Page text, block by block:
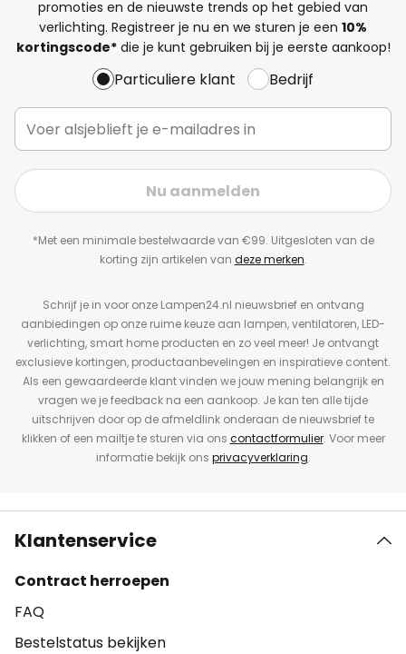
promoties en de nieuwste trends op het gebied van
verlichting. Registreer je nu en we sturen je een 10%
kortingscode*die je kunt gebruiken bij je eerste aankoop!
Particuliere klant Bedrijf
Nu aanmelden
*Met een minimale bestelwaarde van €99. Uitgesloten van de
korting zijn artikelen van deze merken.
Schrijf je in voor onze Lampen24.nl nieuwsbrief en ontvang
aanbiedingen op onze ruime keuze aan lampen, ventilatoren, LED-
verlichting, smart home producten en zo veel meer! Je ontvangt
exclusieve kortingen, productaanbevelingen en inspiratieve content.
Als een gewaardeerde klant vinden we jouw mening belangrijk en
vragen we je feedback na een aankoop. Je kan ten alle tijde
uitschrijven door op de afmeldlink onderaan de nieuwsbrief te
klikken of een mailtje te sturen via ons contactformulier. Voor meer
informatie bekijk ons privacyverklaring.
Klantenservice
Contract herroepen
FAQ
Bestelstatus bekijken